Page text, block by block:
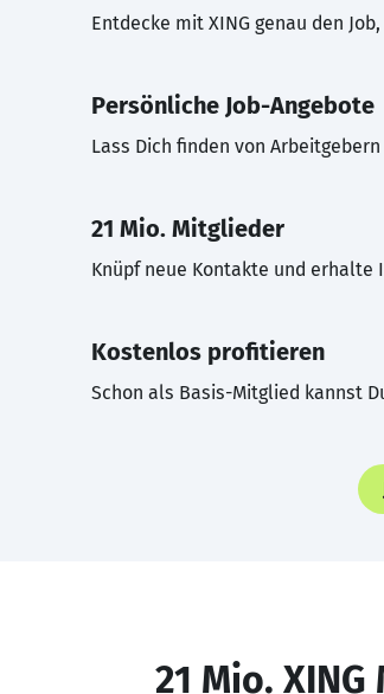
Entdecke mit XING genau den
Persönliche Job-Angebote
Lass Dich finden von
21 Mio. Mitglieder
Knüpf neue Kontakte und erhalte
Kostenlos profitieren
Schon als Basis-Mitglied kannst
21 Mio.